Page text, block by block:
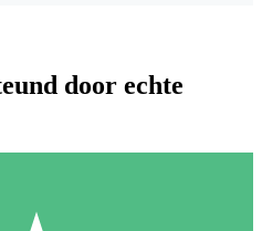
door echte